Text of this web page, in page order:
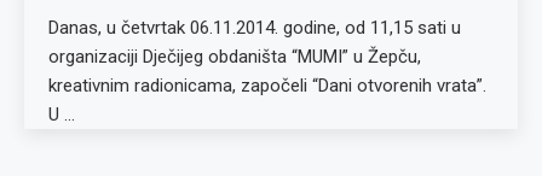
Danas, u četvrtak 06.11.2014. godine, od 11,15 sati u
organizaciji Dječijeg obdaništa “MUMI” u Žepču,
kreativnim radionicama, započeli “Dani otvorenih vrata”.
U …